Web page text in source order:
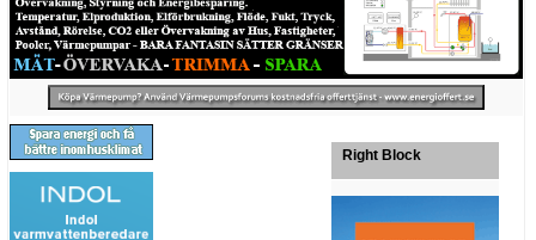
Right Block